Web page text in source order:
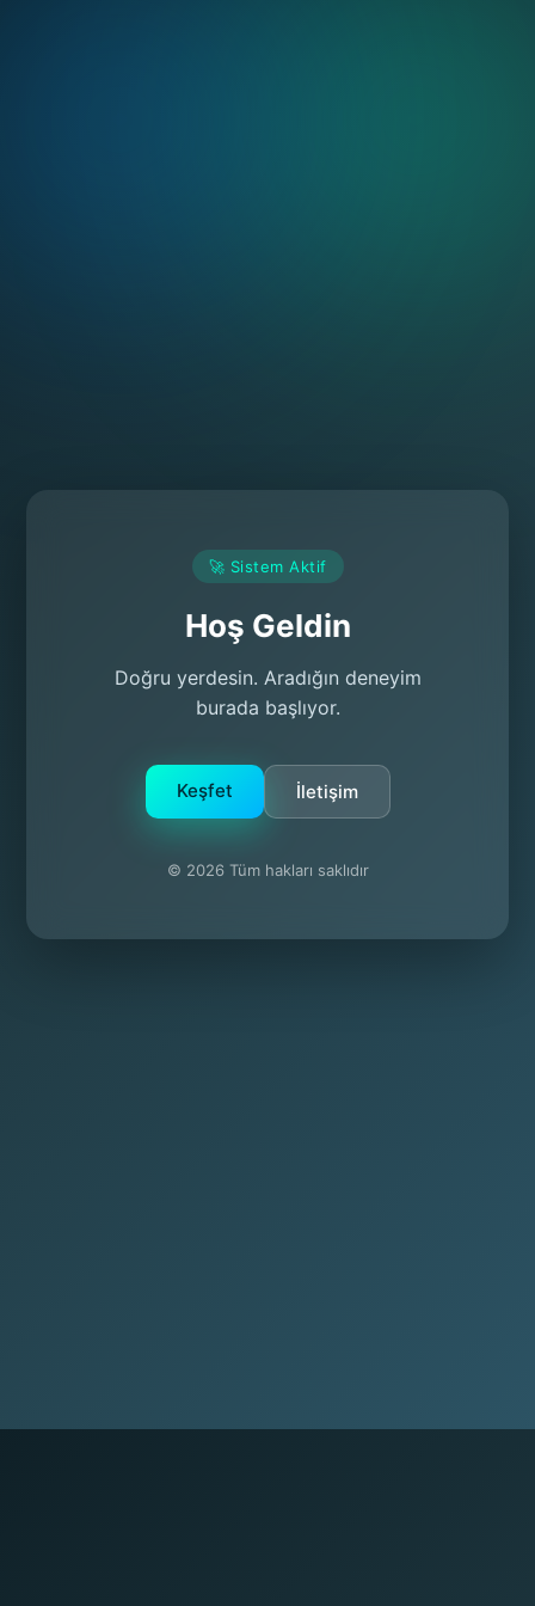
🚀 Sistem Aktif
Hoş Geldin
Doğru yerdesin. Aradığın deneyim
burada başlıyor.
Keşfet İletişim
© 2026 Tüm hakları saklıdır